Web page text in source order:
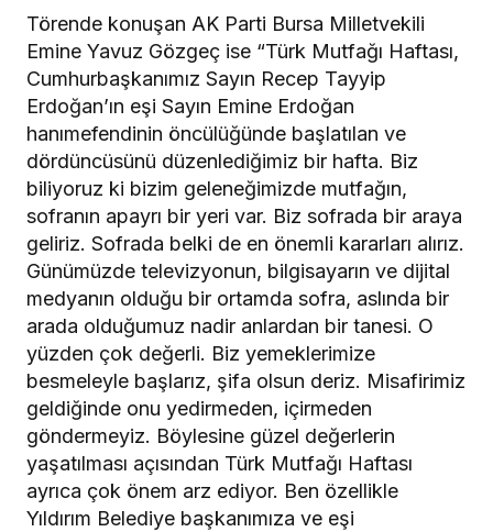
Törende konuşan AK Parti Bursa Milletvekili
Emine Yavuz Gözgeç ise “Türk Mutfağı Haftası,
Cumhurbaşkanımız Sayın Recep Tayyip
Erdoğan’ın eşi Sayın Emine Erdoğan
hanımefendinin öncülüğünde başlatılan ve
dördüncüsünü düzenlediğimiz bir hafta. Biz
biliyoruz ki bizim geleneğimizde mutfağın,
sofranın apayrı bir yeri var. Biz sofrada bir araya
geliriz. Sofrada belki de en önemli kararları alırız.
Günümüzde televizyonun, bilgisayarın ve dijital
medyanın olduğu bir ortamda sofra, aslında bir
arada olduğumuz nadir anlardan bir tanesi. O
yüzden çok değerli. Biz yemeklerimize
besmeleyle başlarız, şifa olsun deriz. Misafirimiz
geldiğinde onu yedirmeden, içirmeden
göndermeyiz. Böylesine güzel değerlerin
yaşatılması açısından Türk Mutfağı Haftası
ayrıca çok önem arz ediyor. Ben özellikle
Yıldırım Belediye başkanımıza ve eşi